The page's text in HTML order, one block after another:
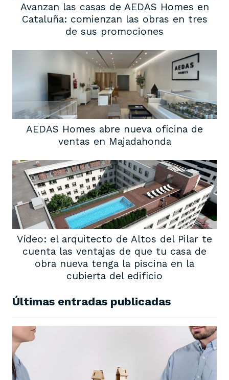
Avanzan las casas de AEDAS Homes en
Cataluña: comienzan las obras en tres
de sus promociones
AEDAS Homes abre nueva oficina de
ventas en Majadahonda
Vídeo: el arquitecto de Altos del Pilar te
cuenta las ventajas de que tu casa de
obra nueva tenga la piscina en la
cubierta del edificio
Últimas entradas publicadas